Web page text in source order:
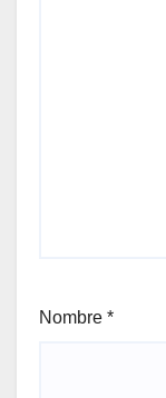
Nombre *